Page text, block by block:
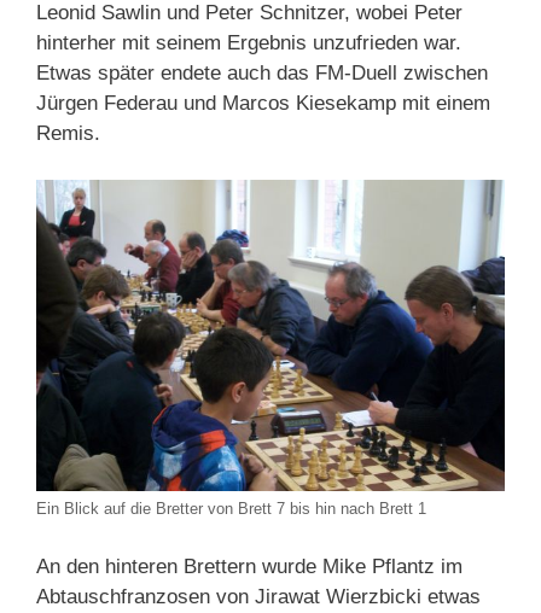
Leonid Sawlin und Peter Schnitzer, wobei Peter
hinterher mit seinem Ergebnis unzufrieden war.
Etwas später endete auch das FM-Duell zwischen
Jürgen Federau und Marcos Kiesekamp mit einem
Remis.
Ein Blick auf die Bretter von Brett 7 bis hin nach Brett 1
An den hinteren Brettern wurde Mike Pflantz im
Abtauschfranzosen von Jirawat Wierzbicki etwas